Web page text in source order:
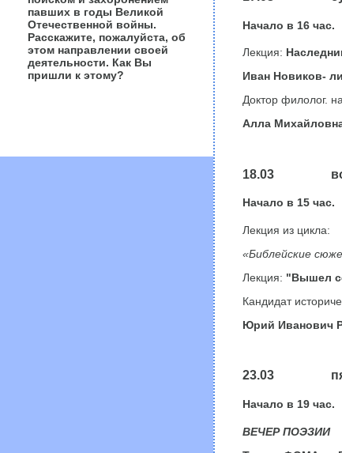
Начало в 16 час.
Лекция:
Иван Новиков-
Доктор филолог.
Алла
18.03
Начало в 15 час.
Лекция из цикла:
«Библейские
Лекция: "Вышел
Кандидат
Юрий Иванович
23.03
Начало в 19 час.
ВЕЧЕР ПОЭЗИИ
павших в годы Великой
Отечественной войны.
Расскажите, пожалуйста, об
этом направлении своей
деятельности. Как Вы
пришли к этому?